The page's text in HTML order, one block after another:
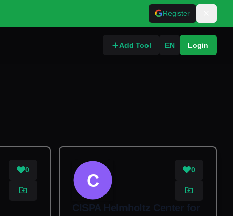
Register
Add Tool EN Login
0
C
0
CISPA Helmholtz Center for